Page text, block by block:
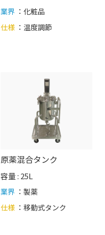
業界 ：化粧品
仕様 ： 温度調節
原薬混合タンク
容量 : 25L
業界 ：製薬
仕様 ：移動式タンク